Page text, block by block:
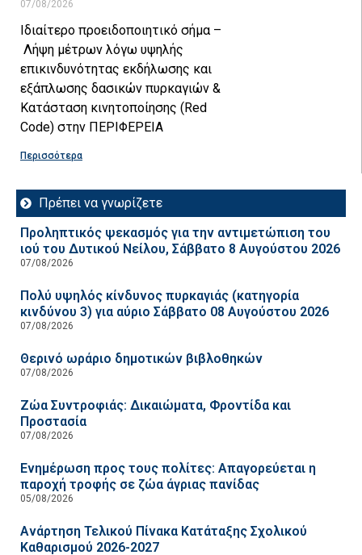
07/08/2026
Ιδιαίτερο προειδοποιητικό σήμα –
Λήψη μέτρων λόγω υψηλής
επικινδυνότητας εκδήλωσης και
εξάπλωσης δασικών πυρκαγιών &
Κατάσταση κινητοποίησης (Red
Code) στην ΠΕΡΙΦΕΡΕΙΑ
Περισσότερα
Πρέπει να γνωρίζετε
Προληπτικός ψεκασμός για την αντιμετώπιση του
ιού του Δυτικού Νείλου, Σάββατο 8 Αυγούστου 2026
07/08/2026
Πολύ υψηλός κίνδυνος πυρκαγιάς (κατηγορία
κινδύνου 3) για αύριο Σάββατο 08 Αυγούστου 2026
07/08/2026
Θερινό ωράριο δημοτικών βιβλοθηκών
07/08/2026
Ζώα Συντροφιάς: Δικαιώματα, Φροντίδα και
Προστασία
07/08/2026
Ενημέρωση προς τους πολίτες: Απαγορεύεται η
παροχή τροφής σε ζώα άγριας πανίδας
05/08/2026
Ανάρτηση Τελικού Πίνακα Κατάταξης Σχολικού
Καθαρισμού 2026-2027